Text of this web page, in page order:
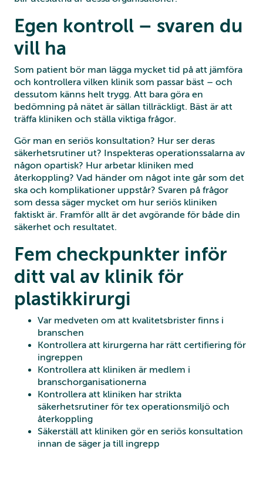
Egen kontroll – svaren du
vill ha
Som patient bör man lägga mycket tid på att jämföra
och kontrollera vilken klinik som passar bäst – och
dessutom känns helt trygg. Att bara göra en
bedömning på nätet är sällan tillräckligt. Bäst är att
träffa kliniken och ställa viktiga frågor.
Gör man en seriös konsultation? Hur ser deras
säkerhetsrutiner ut? Inspekteras operationssalarna av
någon opartisk? Hur arbetar kliniken med
återkoppling? Vad händer om något inte går som det
ska och komplikationer uppstår? Svaren på frågor
som dessa säger mycket om hur seriös kliniken
faktiskt är. Framför allt är det avgörande för både din
säkerhet och resultatet.
Fem checkpunkter inför
ditt val av klinik för
plastikkirurgi
Var medveten om att kvalitetsbrister finns i
branschen
Kontrollera att kirurgerna har rätt certifiering för
ingreppen
Kontrollera att kliniken är medlem i
branschorganisationerna
Kontrollera att kliniken har strikta
säkerhetsrutiner för tex operationsmiljö och
återkoppling
Säkerställ att kliniken gör en seriös konsultation
innan de säger ja till ingrepp